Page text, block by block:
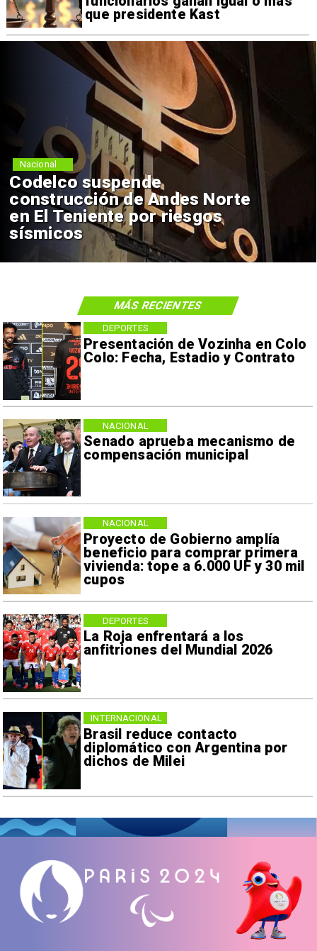
que presidente Kast
Lluvias históricas en Chile:
ciudades alcanzan máximos
nunca vistos
Nacional
Presentación de Vozinha en Colo
Colo: Fecha, Estadio y Contrato
DEPORTES
Senado aprueba mecanismo de
compensación municipal
NACIONAL
Proyecto de Gobierno amplía
beneficio para comprar primera
vivienda: tope a 6.000 UF y 30 mil
cupos
NACIONAL
La Roja enfrentará a los
anfitriones del Mundial 2026
DEPORTES
Brasil reduce contacto
diplomático con Argentina por
dichos de Milei
INTERNACIONAL
MÁS RECIENTES